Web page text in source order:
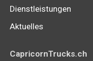
Dienstleistungen
Aktuelles
CapricornTrucks.ch